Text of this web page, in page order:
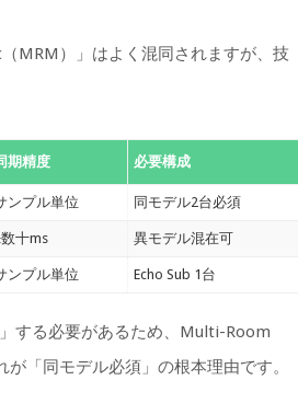
MRM）」はよく混同されますが、技
期精度 必要構成
ンプル単位 同モデル2台必須
十ms 異モデル混在可
ンプル単位 Echo Sub 1台
する必要があるため、Multi-Room
「同モデル必須」の根本理由です。